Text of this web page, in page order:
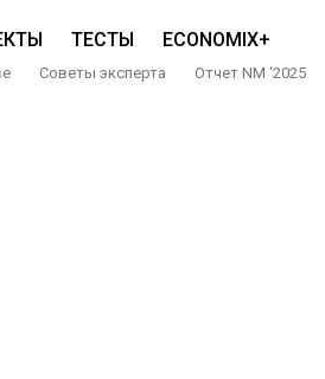
ТЕСТЫ ECONOMIX+
Советы эксперта Отчет NM ‘2025